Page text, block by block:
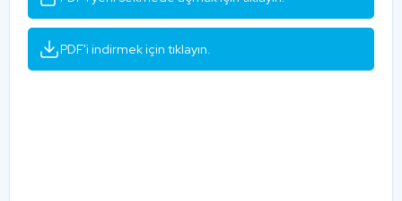
PDF'i indirmek için tıklayın.